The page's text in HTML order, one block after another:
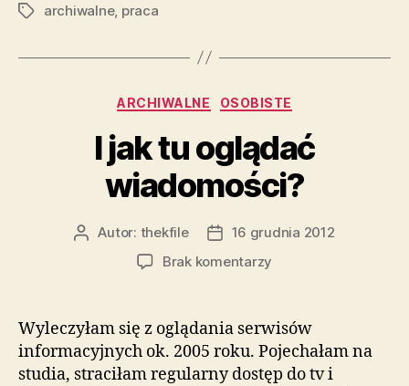
Tagiarchiwalne, praca
Kategorie
ARCHIWALNE OSOBISTE
I jak tu oglądać
wiadomości?
AutorAutor: thekfile
Data
wpisu
16 grudnia 2012
Brak komentarzy
tu
oglądać
wiadomości?
Wyleczyłam się z oglądania serwisów
informacyjnych ok. 2005 roku. Pojechałam na
studia, straciłam regularny dostęp do tv i